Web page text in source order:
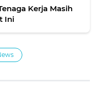
Kerja Masih
Ini